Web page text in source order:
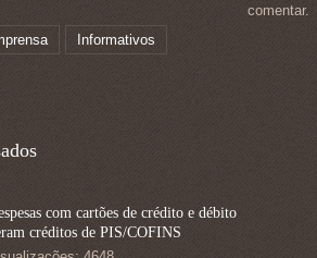
comentar.
Informativos
com cartões de crédito e débito
créditos de PIS/COFINS